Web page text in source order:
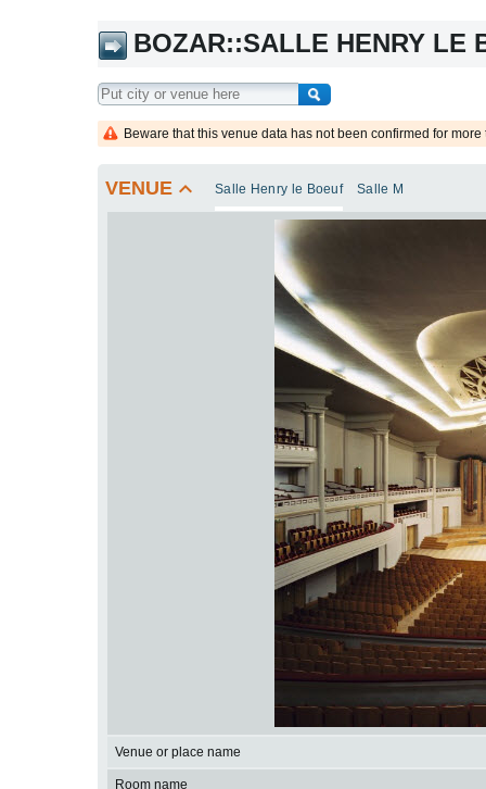
BOZAR::SALLE HENRY LE
Beware that this venue data has not been confirmed for more
VENUE keyboard_arrow_up Salle Henry le Boeuf Salle M
Venue or place name
Room name